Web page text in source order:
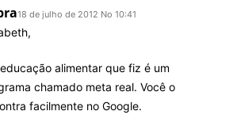
18 de julho de 2012 No 10:41
alimentar que fiz é um
chamado meta real. Você o
facilmente no Google.